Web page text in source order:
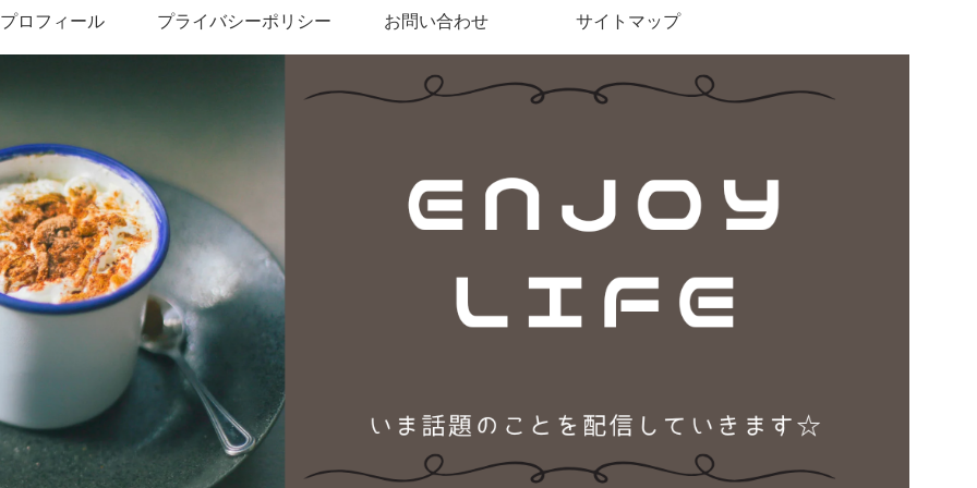
プロフィール プライバシーポリシー お問い合わせ サイトマップ